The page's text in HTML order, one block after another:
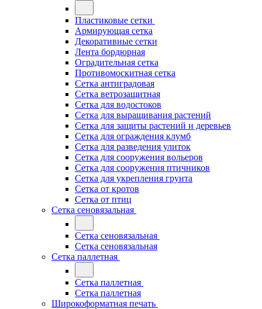
Пластиковые сетки
Армирующая сетка
Декоративные сетки
Лента бордюрная
Оградительная сетка
Противомоскитная сетка
Сетка антиградовая
Сетка ветрозащитная
Сетка для водостоков
Сетка для выращивания растений
Сетка для защиты растений и деревьев
Сетка для ограждения клумб
Сетка для разведения улиток
Сетка для сооружения вольеров
Сетка для сооружения птичников
Сетка для укрепления грунта
Сетка от кротов
Сетка от птиц
Сетка сеновязальная
Сетка сеновязальная
Сетка сеновязальная
Сетка паллетная
Сетка паллетная
Сетка паллетная
Широкоформатная печать